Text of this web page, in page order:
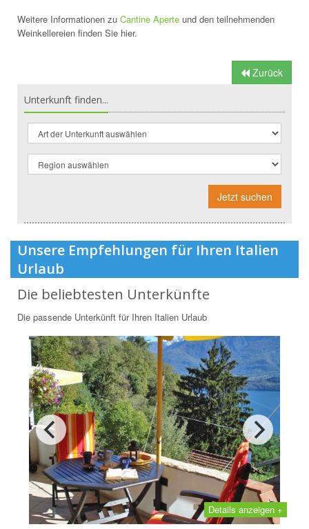
Weitere Informationen zu Cantine Aperte und den teilnehmenden
Weinkellereien finden Sie hier.
Zurück
Unterkunft finden...
Jetzt suchen
Unsere Empfehlungen für Ihren Italien
Urlaub
Die beliebtesten Unterkünfte
Die passende Unterkünft für Ihren Italien Urlaub
Details anzeigen +